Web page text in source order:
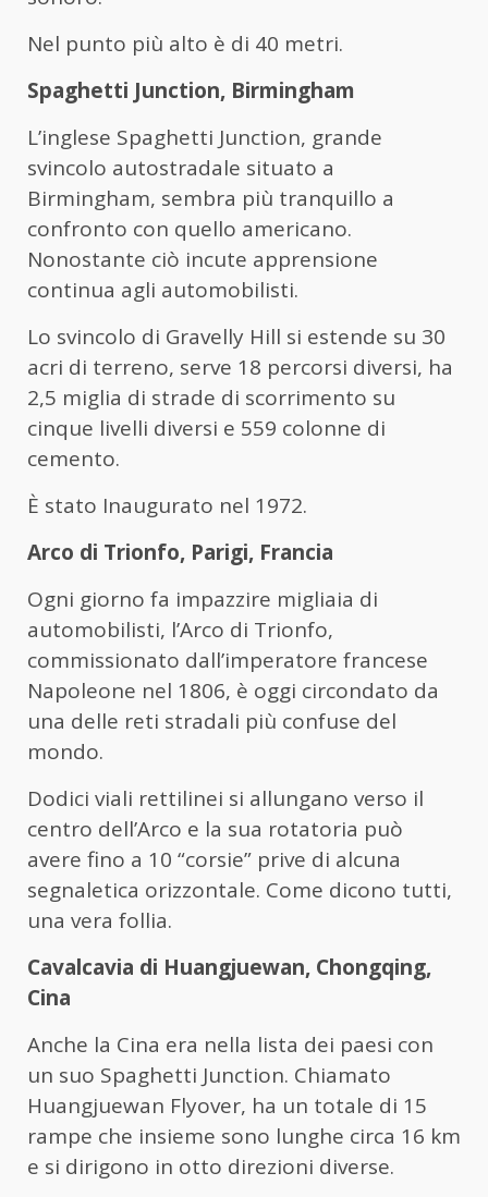
Nel punto più alto è di 40 metri.
Spaghetti Junction, Birmingham
L’inglese Spaghetti Junction, grande
svincolo autostradale situato a
Birmingham, sembra più tranquillo a
confronto con quello americano.
Nonostante ciò incute apprensione
continua agli automobilisti.
Lo svincolo di Gravelly Hill si estende su 30
acri di terreno, serve 18 percorsi diversi, ha
2,5 miglia di strade di scorrimento su
cinque livelli diversi e 559 colonne di
cemento.
È stato Inaugurato nel 1972.
Arco di Trionfo, Parigi, Francia
Ogni giorno fa impazzire migliaia di
automobilisti, l’Arco di Trionfo,
commissionato dall’imperatore francese
Napoleone nel 1806, è oggi circondato da
una delle reti stradali più confuse del
mondo.
Dodici viali rettilinei si allungano verso il
centro dell’Arco e la sua rotatoria può
avere fino a 10 “corsie” prive di alcuna
segnaletica orizzontale. Come dicono tutti,
una vera follia.
Cavalcavia di Huangjuewan, Chongqing,
Cina
Anche la Cina era nella lista dei paesi con
un suo Spaghetti Junction. Chiamato
Huangjuewan Flyover, ha un totale di 15
rampe che insieme sono lunghe circa 16 km
e si dirigono in otto direzioni diverse.